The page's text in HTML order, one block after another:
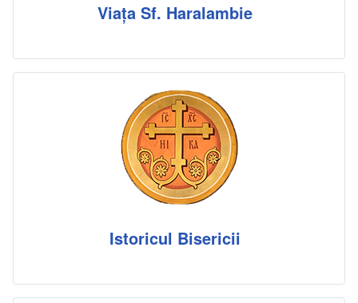
Viața Sf. Haralambie
Istoricul Bisericii